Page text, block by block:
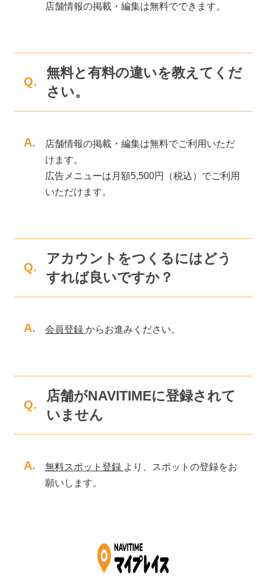
店舗情報の掲載・編集は無料でできます。
Q.
無料と有料の違いを教えてくだ
さい。
A.
店舗情報の掲載・編集は無料でご利用いただ
けます。
広告メニューは月額5,500円（税込）でご利用
いただけます。
Q.
アカウントをつくるにはどう
すれば良いですか？
A. 会員登録 からお進みください。
Q.
店舗がNAVITIMEに登録されて
いません
A. 無料スポット登録 より、スポットの登録をお
願いします。